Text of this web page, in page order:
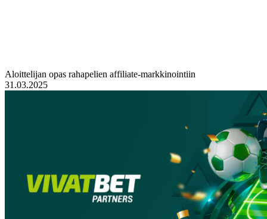
Aloittelijan opas rahapelien affiliate-markkinointiin
31.03.2025